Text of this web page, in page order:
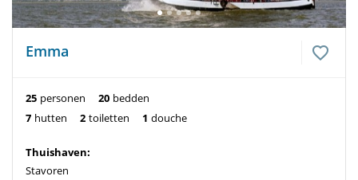
Emma
25 personen 20 bedden
7 hutten 2 toiletten 1 douche
Thuishaven:
Stavoren